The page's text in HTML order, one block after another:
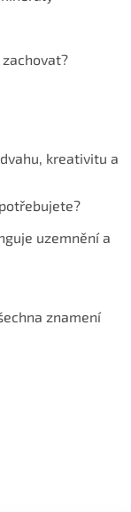
kreativitu a
uzemnění a
znamení